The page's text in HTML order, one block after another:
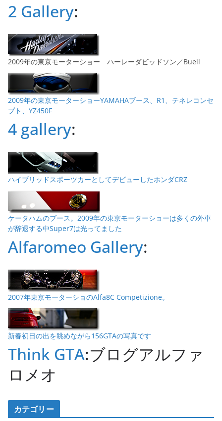
2 Gallery:
2009年の東京モーターショー ハーレーダビッドソン／Buell
2009年の東京モーターショーYAMAHAブース、R1、テネレコンセ
プト、YZ450F
4 gallery:
ハイブリッドスポーツカーとしてデビューしたホンダCRZ
ケータハムのブース。2009年の東京モーターショーは多くの外車
が辞退する中Super7は光ってました
Alfaromeo Gallery:
2007年東京モーターショのAlfa8C Competizione。
新春初日の出を眺めながら156GTAの写真です
Think GTA:ブログアルファ
ロメオ
カテゴリー